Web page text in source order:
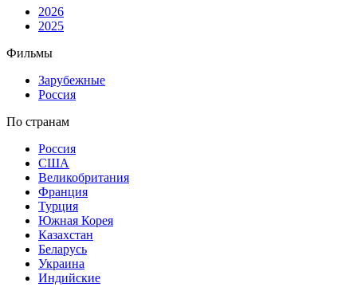
2026
2025
Фильмы
Зарубежные
Россия
По странам
Россия
США
Великобритания
Франция
Турция
Южная Корея
Казахстан
Беларусь
Украина
Индийские